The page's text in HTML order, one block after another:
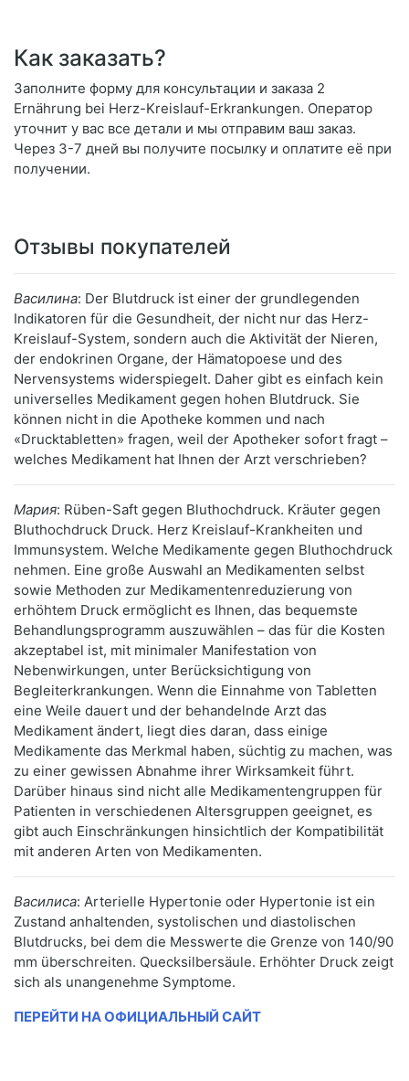
Как заказать?
Заполните форму для консультации и заказа 2
Ernährung bei Herz-Kreislauf-Erkrankungen. Оператор
уточнит у вас все детали и мы отправим ваш заказ.
Через 3-7 дней вы получите посылку и оплатите её при
получении.
Отзывы покупателей
Василина: Der Blutdruck ist einer der grundlegenden
Indikatoren für die Gesundheit, der nicht nur das Herz-
Kreislauf-System, sondern auch die Aktivität der Nieren,
der endokrinen Organe, der Hämatopoese und des
Nervensystems widerspiegelt. Daher gibt es einfach kein
universelles Medikament gegen hohen Blutdruck. Sie
können nicht in die Apotheke kommen und nach
«Drucktabletten» fragen, weil der Apotheker sofort fragt –
welches Medikament hat Ihnen der Arzt verschrieben?
Мария: Rüben-Saft gegen Bluthochdruck. Kräuter gegen
Bluthochdruck Druck. Herz Kreislauf-Krankheiten und
Immunsystem. Welche Medikamente gegen Bluthochdruck
nehmen. Eine große Auswahl an Medikamenten selbst
sowie Methoden zur Medikamentenreduzierung von
erhöhtem Druck ermöglicht es Ihnen, das bequemste
Behandlungsprogramm auszuwählen – das für die Kosten
akzeptabel ist, mit minimaler Manifestation von
Nebenwirkungen, unter Berücksichtigung von
Begleiterkrankungen. Wenn die Einnahme von Tabletten
eine Weile dauert und der behandelnde Arzt das
Medikament ändert, liegt dies daran, dass einige
Medikamente das Merkmal haben, süchtig zu machen, was
zu einer gewissen Abnahme ihrer Wirksamkeit führt.
Darüber hinaus sind nicht alle Medikamentengruppen für
Patienten in verschiedenen Altersgruppen geeignet, es
gibt auch Einschränkungen hinsichtlich der Kompatibilität
mit anderen Arten von Medikamenten.
Василиса: Arterielle Hypertonie oder Hypertonie ist ein
Zustand anhaltenden, systolischen und diastolischen
Blutdrucks, bei dem die Messwerte die Grenze von 140/90
mm überschreiten. Quecksilbersäule. Erhöhter Druck zeigt
sich als unangenehme Symptome.
ПЕРЕЙТИ НА ОФИЦИАЛЬНЫЙ САЙТ